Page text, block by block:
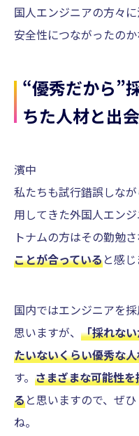
国人エンジニアの方々
安全性につながったのか
“優秀だから”
ちた人材と出
濱中
私たちも試行錯誤しな
用してきた外国人エン
トナムの方はその勤勉
ことが合っていると感じ
国内ではエンジニアを
思いますが、 「採れな
たいないくらい優秀な
す。 さまざまな可能性
ると思いますので、ぜ
ね。